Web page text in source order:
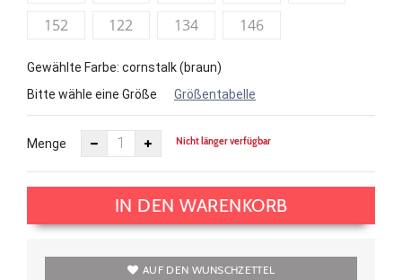
152
122 134 146
Gewählte Farbe: cornstalk (braun)
Bitte wähle eine Größe
Größentabelle
Menge Nicht länger verfügbar
IN DEN WARENKORB
AUF DEN WUNSCHZETTEL